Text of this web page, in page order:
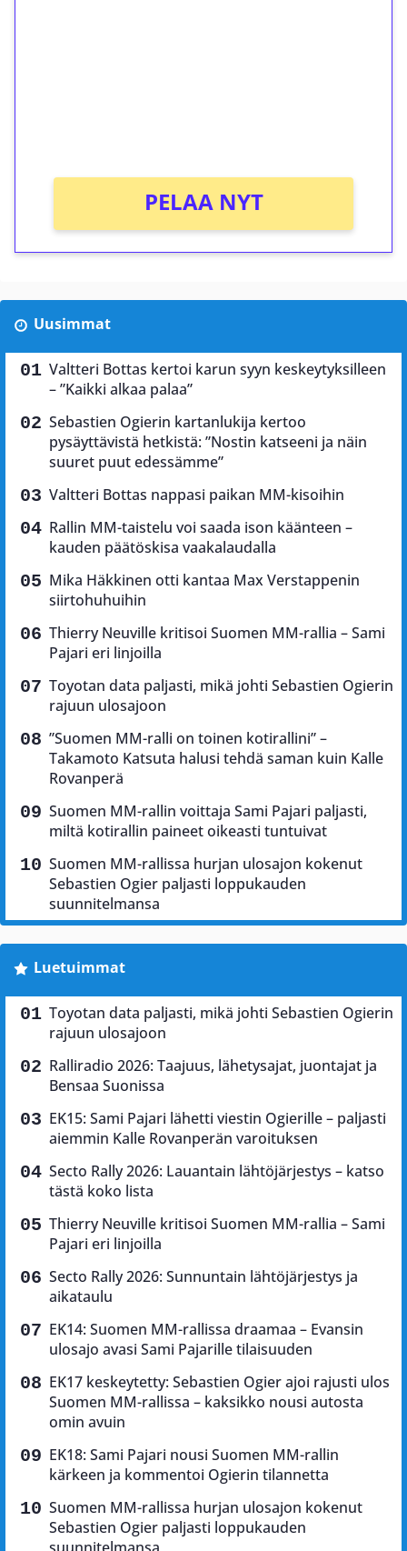
PELAA NYT
Uusimmat
Valtteri Bottas kertoi karun syyn keskeytyksilleen
– ”Kaikki alkaa palaa”
Sebastien Ogierin kartanlukija kertoo
pysäyttävistä hetkistä: ”Nostin katseeni ja näin
suuret puut edessämme”
Valtteri Bottas nappasi paikan MM-kisoihin
Rallin MM-taistelu voi saada ison käänteen –
kauden päätöskisa vaakalaudalla
Mika Häkkinen otti kantaa Max Verstappenin
siirtohuhuihin
Thierry Neuville kritisoi Suomen MM-rallia – Sami
Pajari eri linjoilla
Toyotan data paljasti, mikä johti Sebastien Ogierin
rajuun ulosajoon
”Suomen MM-ralli on toinen kotirallini” –
Takamoto Katsuta halusi tehdä saman kuin Kalle
Rovanperä
Suomen MM-rallin voittaja Sami Pajari paljasti,
miltä kotirallin paineet oikeasti tuntuivat
Suomen MM-rallissa hurjan ulosajon kokenut
Sebastien Ogier paljasti loppukauden
suunnitelmansa
Luetuimmat
Toyotan data paljasti, mikä johti Sebastien Ogierin
rajuun ulosajoon
Ralliradio 2026: Taajuus, lähetysajat, juontajat ja
Bensaa Suonissa
EK15: Sami Pajari lähetti viestin Ogierille – paljasti
aiemmin Kalle Rovanperän varoituksen
Secto Rally 2026: Lauantain lähtöjärjestys – katso
tästä koko lista
Thierry Neuville kritisoi Suomen MM-rallia – Sami
Pajari eri linjoilla
Secto Rally 2026: Sunnuntain lähtöjärjestys ja
aikataulu
EK14: Suomen MM-rallissa draamaa – Evansin
ulosajo avasi Sami Pajarille tilaisuuden
EK17 keskeytetty: Sebastien Ogier ajoi rajusti ulos
Suomen MM-rallissa – kaksikko nousi autosta
omin avuin
EK18: Sami Pajari nousi Suomen MM-rallin
kärkeen ja kommentoi Ogierin tilannetta
Suomen MM-rallissa hurjan ulosajon kokenut
Sebastien Ogier paljasti loppukauden